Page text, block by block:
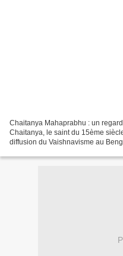
Chaitanya Mahaprabhu : un
Chaitanya, le saint du 15ème
diffusion du Vaishnavisme au